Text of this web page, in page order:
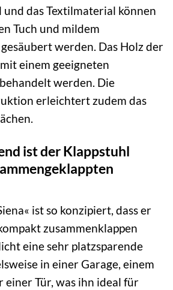
das Textilmaterial können
Tuch und mildem
werden. Das Holz der
einem geeigneten
werden. Die
erleichtert zudem das
ist der Klappstuhl
ist so konzipiert, dass er
zusammenklappen
eine sehr platzsparende
in einer Garage, einem
Tür, was ihn ideal für